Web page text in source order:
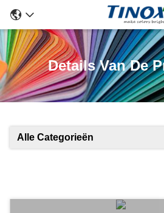
Details Van De
Alle Categorieën